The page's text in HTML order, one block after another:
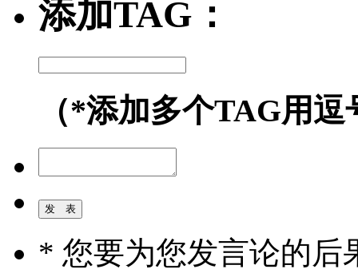
添加TAG：
（*添加多个TAG用
* 您要为您发言论的后